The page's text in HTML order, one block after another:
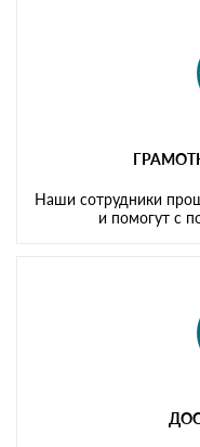
Наши сотрудники
и помогут с